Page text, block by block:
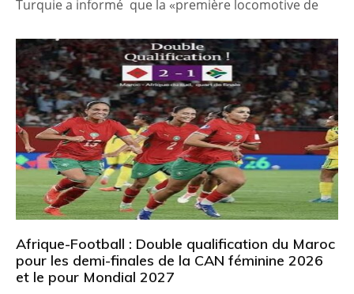
Turquie a informé que la «première locomotive de
Afrique-Football : Double qualification du Maroc
pour les demi-finales de la CAN féminine 2026
et le pour Mondial 2027